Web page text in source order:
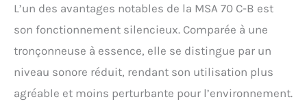
L’un des avantages notables de la MSA 70 C-B est
son fonctionnement silencieux. Comparée à une
tronçonneuse à essence, elle se distingue par un
niveau sonore réduit, rendant son utilisation plus
agréable et moins perturbante pour l’environnement.